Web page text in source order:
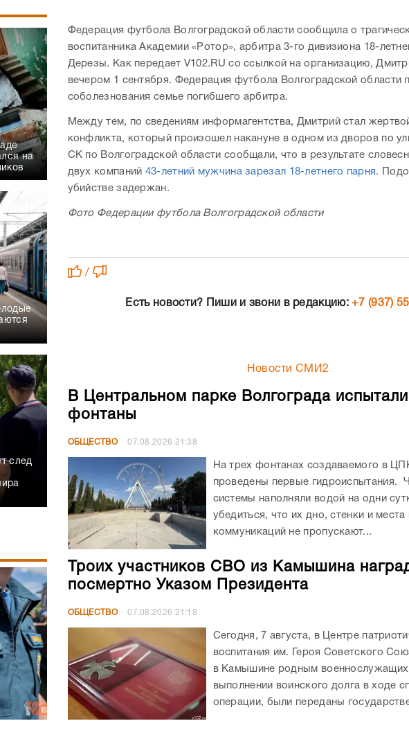
на
след
Федерация футбола Волгоградской области сообщила о
воспитанника Академии «Ротор», арбитра 3-го дивизиона 18-
Дерезы. Как передает V102.RU со ссылкой на организацию,
вечером 1 сентября. Федерация футбола Волгоградской области
соболезнования семье погибшего арбитра.
Между тем, по сведениям информагентства, Дмитрий стал
конфликта, который произошел накануне в одном из дворов по
СК по Волгоградской области сообщали, что в результате
двух компаний 43-летний мужчина зарезал 18-летнего парня.
убийстве задержан.
Фото Федерации футбола Волгоградской области
/
Есть новости? Пиши и звони в редакцию:+7 (937)
Новости СМИ2
В Центральном парке Волгограда
фонтаны
ОБЩЕСТВО 07.08.2026 21:38
На трех фонтанах создаваемого в
проведены первые гидроиспытания.
системы наполняли водой на одни
убедиться, что их дно, стенки и места
коммуникаций не пропускают...
Троих участников СВО из Камышина
посмертно Указом Президента
ОБЩЕСТВО 07.08.2026 21:18
Сегодня, 7 августа, в Центре
воспитания им. Героя Советского
в Камышине родным
выполнении воинского долга в ходе
операции, были переданы